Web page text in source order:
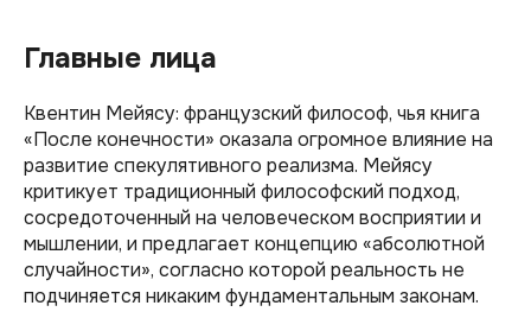
Главные лица
Квентин Мейясу: французский философ, чья книга
«После конечности» оказала огромное влияние на
развитие спекулятивного реализма. Мейясу
критикует традиционный философский подход,
сосредоточенный на человеческом восприятии и
мышлении, и предлагает концепцию «абсолютной
случайности», согласно которой реальность не
подчиняется никаким фундаментальным законам.